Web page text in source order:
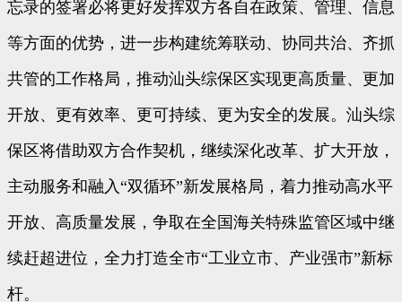
忘录的签署必将更好发挥双方各自在政策、管理、信息
等方面的优势，进一步构建统筹联动、协同共治、齐抓
共管的工作格局，推动汕头综保区实现更高质量、更加
开放、更有效率、更可持续、更为安全的发展。汕头综
保区将借助双方合作契机，继续深化改革、扩大开放，
主动服务和融入“双循环”新发展格局，着力推动高水平
开放、高质量发展，争取在全国海关特殊监管区域中继
续赶超进位，全力打造全市“工业立市、产业强市”新标
杆。